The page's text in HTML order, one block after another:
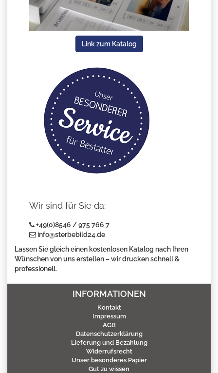
Link zum Katalog
Wir sind für Sie da:
+49(0)8546 / 975 766 7
info@sterbebild24.de
Lassen Sie gleich einen kostenlosen Katalog nach Ihren
Wünschen von uns erstellen – wir drucken schnell &
professionell.
INFORMATIONEN
Kontakt
Impressum
AGB
Datenschutzerklärung
Lieferung und Bezahlung
Widerrufsrecht
Unser besonderes Papier
Gut zu wissen